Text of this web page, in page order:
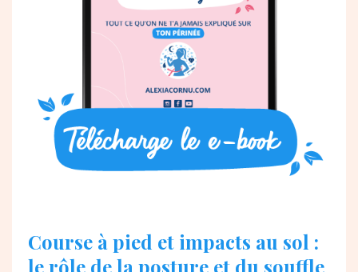
Course à pied et impacts au sol :
le rôle de la posture et du souffle